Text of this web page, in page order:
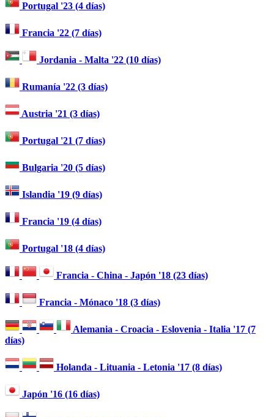
Portugal '23 (4 días)
Francia '22 (7 días)
Jordania - Malta '22 (10 días)
Rumanía '22 (3 días)
Austria '21 (3 días)
Portugal '21 (7 días)
Bulgaria '20 (5 días)
Islandia '19 (9 días)
Francia '19 (4 días)
Portugal '18 (4 días)
Francia - China - Japón '18 (23 días)
Francia - Mónaco '18 (3 días)
Alemania - Croacia - Eslovenia - Italia '17 (7
días)
Holanda - Lituania - Letonia '17 (8 días)
Japón '16 (16 días)